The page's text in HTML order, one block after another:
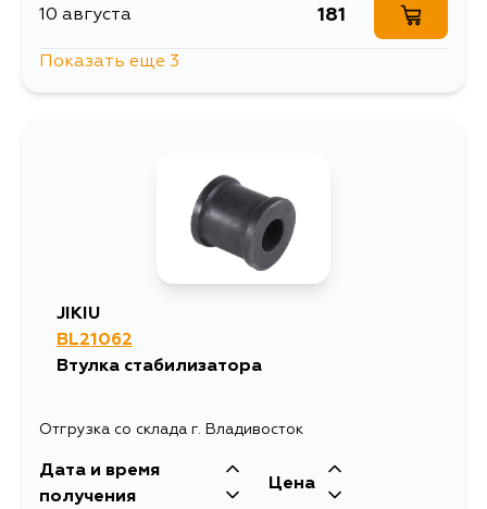
10 августа 181
Показать еще 3
JIKIU
BL21062
Втулка стабилизатора
Отгрузка со склада г. Владивосток
Дата и время
получения
Цена